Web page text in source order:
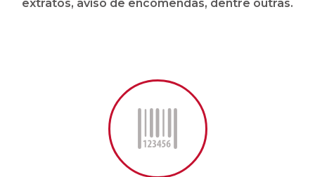
Envio de boletos de cota condominial direto da
sua conta bancária ou da sua conta na CIPA